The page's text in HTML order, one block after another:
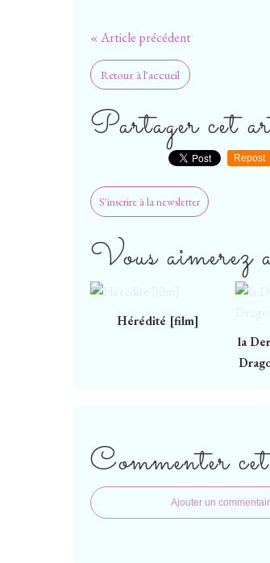
« Article précédent
Retour à l'accueil
Partager cet
Repost
S'inscrire à la newsletter
Vous aimerez
Hérédité [film]
la
Commenter
Ajouter un